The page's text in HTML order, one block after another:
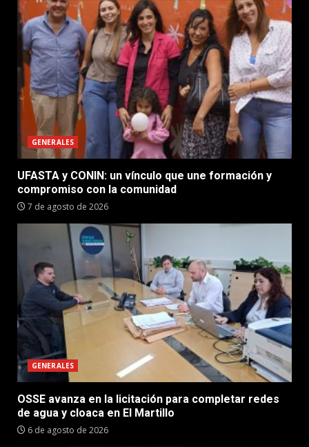
GENERALES
UFASTA y CONIN: un vínculo que une formación y
compromiso con la comunidad
7 de agosto de 2026
GENERALES
OSSE avanza en la licitación para completar redes
de agua y cloaca en El Martillo
6 de agosto de 2026